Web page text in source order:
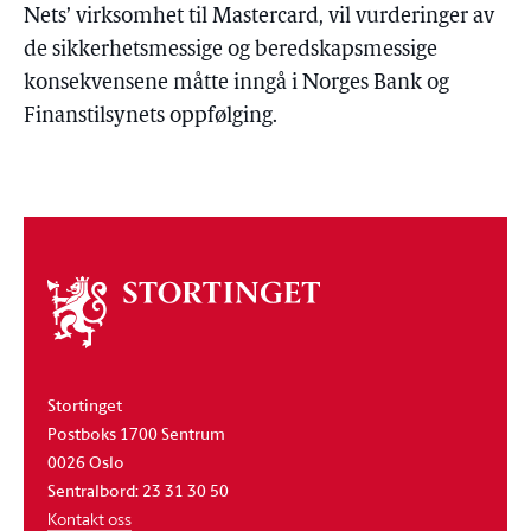
Nets’ virksomhet til Mastercard, vil vurderinger av
de sikkerhetsmessige og beredskapsmessige
konsekvensene måtte inngå i Norges Bank og
Finanstilsynets oppfølging.
Om
stortinget
Stortinget
Postboks 1700 Sentrum
0026 Oslo
Sentralbord: 23 31 30 50
Kontakt oss